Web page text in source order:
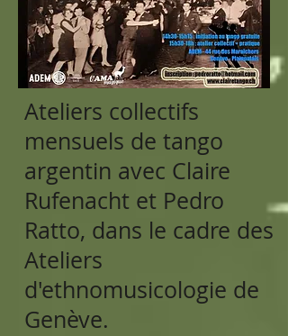
Ateliers collectifs
mensuels de tango
argentin avec Claire
Rufenacht et Pedro
Ratto, dans le cadre des
Ateliers
d'ethnomusicologie de
Genève.